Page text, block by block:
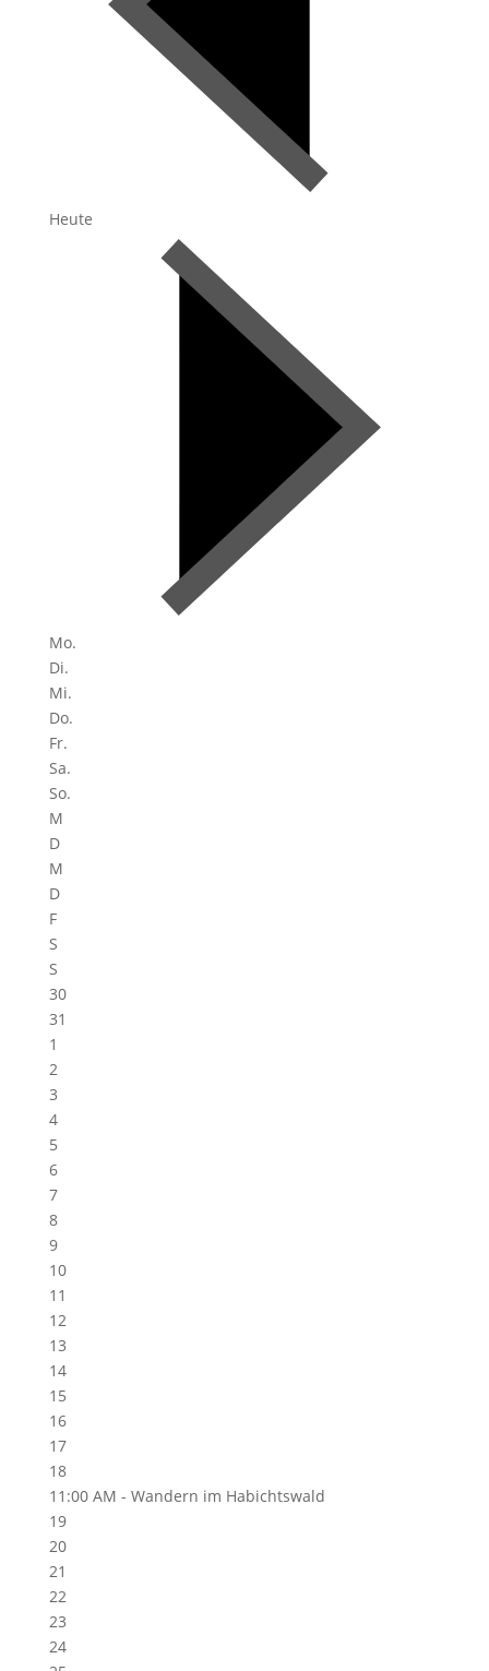
Heute
Mo.
Di.
Mi.
Do.
Fr.
Sa.
So.
M
D
M
D
F
S
S
30
31
1
2
3
4
5
6
7
8
9
10
11
12
13
14
15
16
17
18
11:00 AM - Wandern im Habichtswald
19
20
21
22
23
24